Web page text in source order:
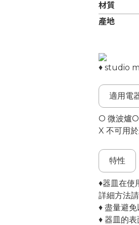
材質
產地
♦ studio
適用電
O 微波爐
X 不可用
特性
♦器皿在使
詳細方法
♦ 盡量避
♦ 器皿的